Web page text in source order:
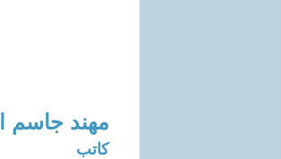
مهند جاسم
كاتب